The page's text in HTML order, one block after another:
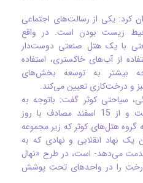
کرد: یکی از رسالت‌های اجتماعی
زیست بودن است. در واقع
با یک هتل صنعتی دوست‌دار
از آب‌های خاکستری، استفاده
بیشتر به توسعه بخش‌های
و درخت‌کاری تعیین می‌کند.
سیاحتی کوثر گفت: باتوجه به
اینکه هفته درخت‌کاری پیش‌رو است و از 15 اسفند مصادف با روز
هتل‌های کوثر که زیر مجموعه‌
یک نهاد انقلابی و نهادی که به
خدمت می‌دهد- است، در طرح «نهال
10 هزار اصله درخت را در واحدهای تحت پوشش